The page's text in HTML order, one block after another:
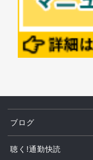
ブログ
聴く!通勤快読